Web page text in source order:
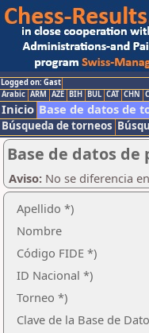
Logged on: Gast
Arabic ARM AZE BIH BUL CAT CHN
Inicio Base de datos de
Búsqueda de torneos
Base de datos de
Aviso: No se diferencia
Apellido *)
Nombre
Código FIDE *)
ID Nacional *)
Torneo *)
Clave de la Base de